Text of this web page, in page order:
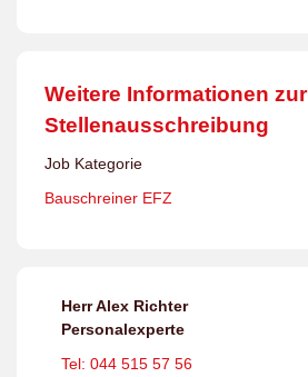
Weitere Informationen zur
Stellenausschreibung
Job Kategorie
Bauschreiner EFZ
Herr Alex Richter
Personalexperte
Tel: 044 515 57 56